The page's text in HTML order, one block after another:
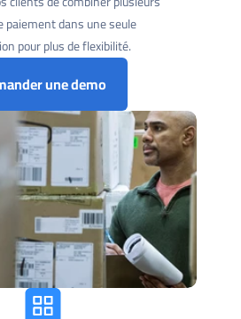
paiement dans une seule
pour plus de flexibilité.
une demo